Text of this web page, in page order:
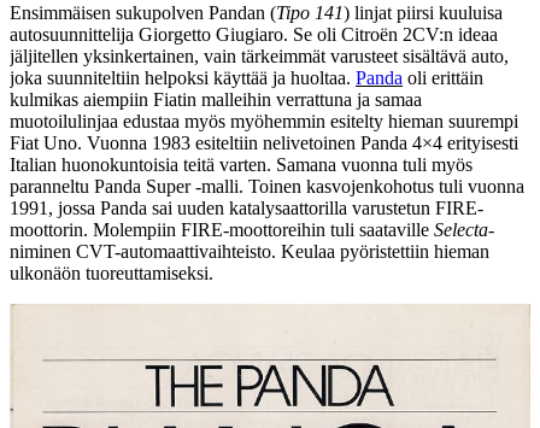
Ensimmäisen sukupolven Pandan (Tipo 141) linjat piirsi kuuluisa
autosuunnittelija Giorgetto Giugiaro. Se oli Citroën 2CV:n ideaa
jäljitellen yksinkertainen, vain tärkeimmät varusteet sisältävä auto,
joka suunniteltiin helpoksi käyttää ja huoltaa. Panda oli erittäin
kulmikas aiempiin Fiatin malleihin verrattuna ja samaa
muotoilulinjaa edustaa myös myöhemmin esitelty hieman suurempi
Fiat Uno. Vuonna 1983 esiteltiin nelivetoinen Panda 4×4 erityisesti
Italian huonokuntoisia teitä varten. Samana vuonna tuli myös
paranneltu Panda Super -malli. Toinen kasvojenkohotus tuli vuonna
1991, jossa Panda sai uuden katalysaattorilla varustetun FIRE-
moottorin. Molempiin FIRE-moottoreihin tuli saataville Selecta-
niminen CVT-automaattivaihteisto. Keulaa pyöristettiin hieman
ulkonäön tuoreuttamiseksi.